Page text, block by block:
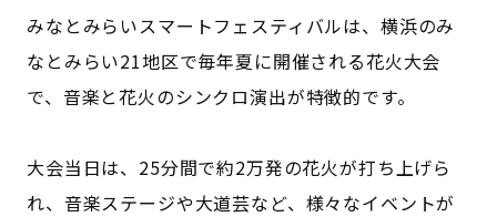
みなとみらいスマートフェスティバルは、横浜のみ
なとみらい21地区で毎年夏に開催される花火大会
で、音楽と花火のシンクロ演出が特徴的です。
大会当日は、25分間で約2万発の花火が打ち上げら
れ、音楽ステージや大道芸など、様々なイベントが